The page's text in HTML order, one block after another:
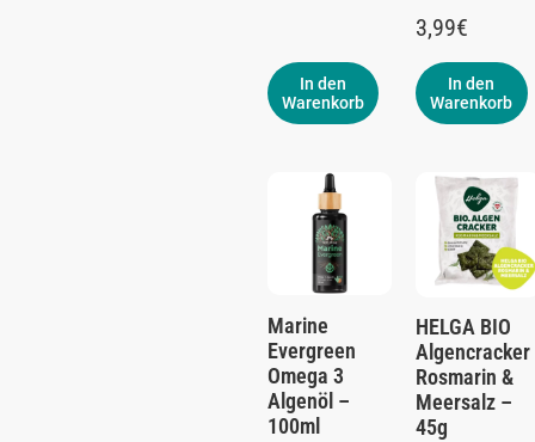
In den
Warenkorb
3,99€
In den
Warenkorb
Marine
Evergreen
Omega 3
Algenöl –
100ml
HELGA BIO
Algencracker
Rosmarin &
Meersalz –
45g